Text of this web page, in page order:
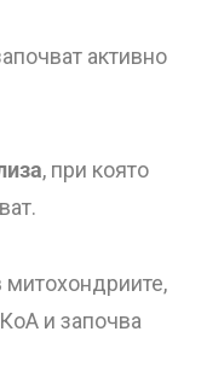
активно
, при която
митохондриите,
и започва